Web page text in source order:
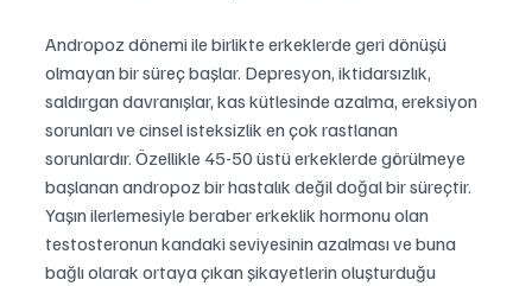
Andropoz dönemi ile birlikte erkeklerde geri dönüşü
olmayan bir süreç başlar. Depresyon, iktidarsızlık,
saldırgan davranışlar, kas kütlesinde azalma, ereksiyon
sorunları ve cinsel isteksizlik en çok rastlanan
sorunlardır. Özellikle 45-50 üstü erkeklerde görülmeye
başlanan andropoz bir hastalık değil doğal bir süreçtir.
Yaşın ilerlemesiyle beraber erkeklik hormonu olan
testosteronun kandaki seviyesinin azalması ve buna
bağlı olarak ortaya çıkan şikayetlerin oluşturduğu